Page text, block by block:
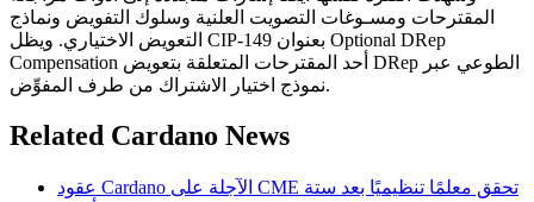
المقترحات ومسـوغات التصويت العلنية وسلوك التفويض ونماذج
التعويض الاختياري. ويظل CIP-149 بعنوان Optional DRep
Compensation أحد المقترحات المتعلقة بتعويض DRep الطوعي عبر
نموذج اختيار الاشتراك من طرف المفوِّض.
Related Cardano News
عقود Cardano الآجلة على CME تحقق معلمًا تنظيميًا بعد ستة